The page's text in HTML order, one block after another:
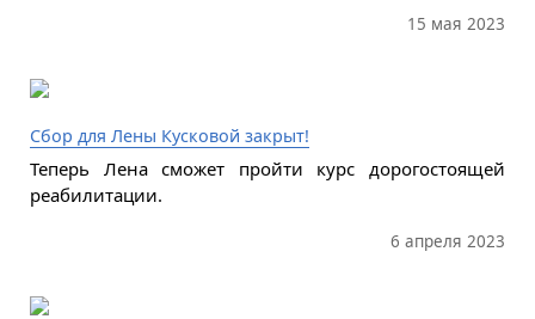
15 мая 2023
Сбор для Лены Кусковой закрыт!
Теперь Лена сможет пройти курс дорогостоящей
реабилитации.
6 апреля 2023